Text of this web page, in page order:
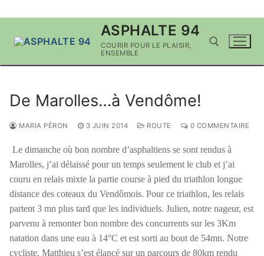
ASPHALTE 94
COURIR POUR LE PLAISIR,
ENSEMBLE
De Marolles…à Vendôme!
MARIA PÉRON 3 JUIN 2014 ROUTE 0 COMMENTAIRE
Le dimanche où bon nombre d’asphaltiens se sont rendus à
Marolles, j’ai délaissé pour un temps seulement le club et j’ai
couru en relais mixte la partie course à pied du triathlon longue
distance des coteaux du Vendômois. Pour ce triathlon, les relais
partent 3 mn plus tard que les individuels. Julien, notre nageur, est
parvenu à remonter bon nombre des concurrents sur les 3Km
natation dans une eau à 14°C et est sorti au bout de 54mn. Notre
cycliste, Matthieu s’est élancé sur un parcours de 80km rendu